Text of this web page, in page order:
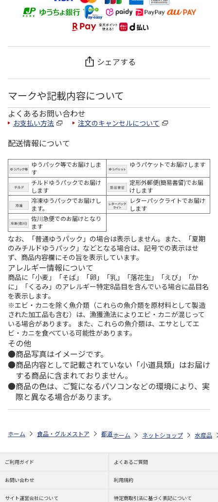
シェアする
マークや記載内容について
よくあるお問い合わせ
お支払い方法 注文のキャンセルについて
配送情報について
ゆうパック等でお届けしま
す
ゆうパケットでお届けします
チルドゆうパックでお届け
します
定形外郵便(簡易書留)でお届
けします
冷凍ゆうパックでお届けし
ます。
レターパックライトでお届け
します
佐川急便でのお届けとなり
ます
なお、「普通ゆうパック」の場合は表示しません。また、「夏期
のみチルドゆうパック」などとなる場合は、記号での表示はせ
ず、商品内容欄にその旨を表示しています。
アレルギー情報について
商品に「小麦」「そば」「卵」「乳」「落花生」「えび」「か
に」「くるみ」のアレルギー特定8品目を含んでいる場合に品目名
を表示します。
※エビ・カニを除く魚介類（これらの魚介類を原材料として製造
された加工品も含む）は、漁獲漁法によりエビ・カニが混じって
いる場合があります。 また、これらの魚介類は、エサとしてエ
ビ・カニを食べている可能性があります。
その他
商品写真はイメージです。
商品内容として記載されていない「小道具類」はお届け
する商品に含まれておりません。
商品の色は、ご覧になるパソコンなどの環境により、実
際と異なる場合があります。
ホーム 食品・グルメストア 都道府県から探す 東京都 江戸甘味
ホーム ネットショップ 水産品
ご利用ガイド よくあるご質問
お問い合わせ 利用規約
サイト運営会社について 特定商取引法に基づく表記について